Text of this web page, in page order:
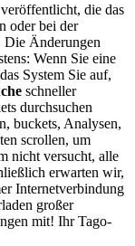
die das
oder bei der
Die Änderungen
Wenn Sie eine
System Sie auf,
schneller
durchsuchen
buckets, Analysen,
scrollen, um
nicht versucht, alle
erwarten wir,
Internetverbindung
großer
mit! Ihr Tago-